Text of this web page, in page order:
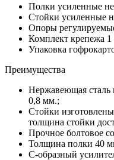
Полки усиленные
Стойки усиленные
Опоры
Комплект крепежа 1
Упаковка
Преимущества
Нержавеющая
0,8 мм.;
Стойки
толщина стойки
Прочное болтовое
Толщина полки 40
С-образный